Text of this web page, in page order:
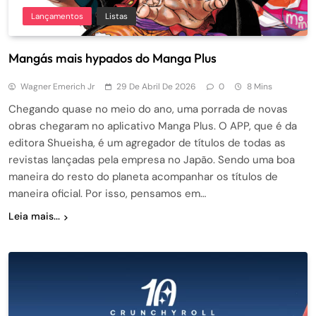
Lançamentos Listas
Mangás mais hypados do Manga Plus
Wagner Emerich Jr 29 De Abril De 2026 0 8 Mins
Chegando quase no meio do ano, uma porrada de novas
obras chegaram no aplicativo Manga Plus. O APP, que é da
editora Shueisha, é um agregador de títulos de todas as
revistas lançadas pela empresa no Japão. Sendo uma boa
maneira do resto do planeta acompanhar os títulos de
maneira oficial. Por isso, pensamos em…
Leia mais...